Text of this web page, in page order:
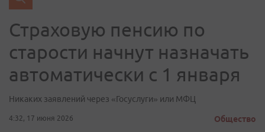
Страховую пенсию по
старости начнут назначать
автоматически с 1 января
Никаких заявлений через «Госуслуги» или МФЦ
4:32, 17 июня 2026 Общество